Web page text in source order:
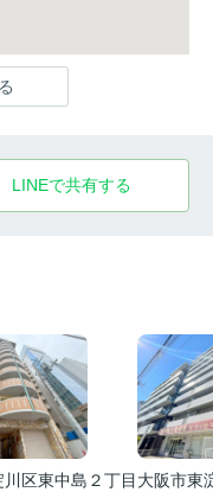
LINEで共有する
区東中島２丁目 大阪市東